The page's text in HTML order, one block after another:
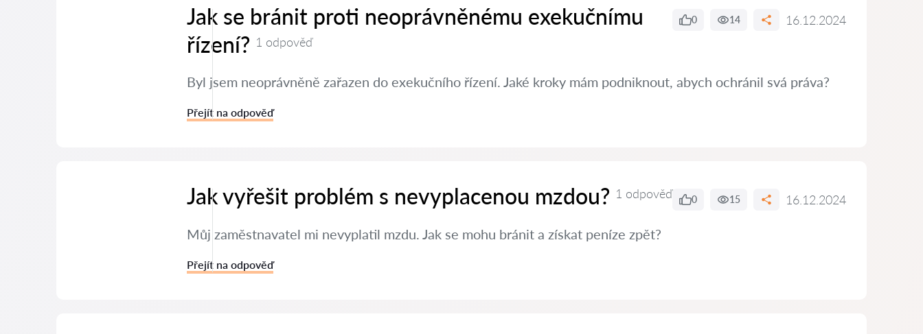
Jak se bránit proti neoprávněnému exekučnímu
řízení? 1 odpověď
0 14 16.12.2024
Byl jsem neoprávněně zařazen do exekučního řízení. Jaké kroky mám podniknout, abych ochránil svá práva?
Přejít na odpověď
Jak vyřešit problém s nevyplacenou mzdou? 1 odpověď 0 15 16.12.2024
Můj zaměstnavatel mi nevyplatil mzdu. Jak se mohu bránit a získat peníze zpět?
Přejít na odpověď